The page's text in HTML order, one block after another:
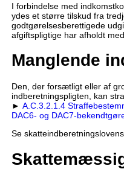
I forbindelse med
ydes et større tilskud fra
godtgørelsesberettigede
afgiftspligtige har afholdt
Manglende
Den, der forsætligt eller af
indberetningspligten, kan
► A.C.3.2.1.4
DAC6- og DAC7-
Se